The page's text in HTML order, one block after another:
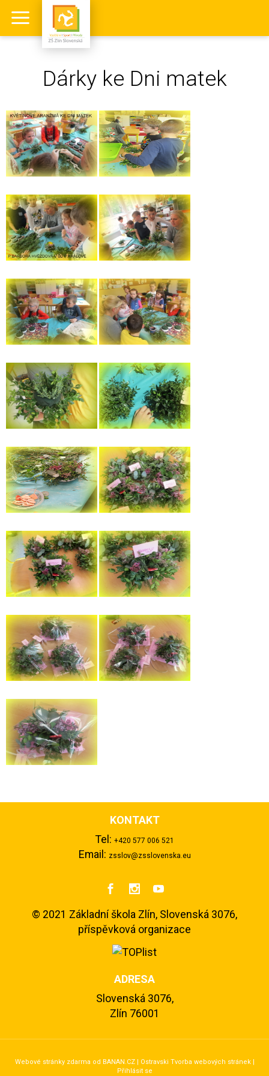
Dárky ke Dni matek
KONTAKT
Tel: +420 577 006 521
Email: zsslov@zsslovenska.eu
  
© 2021 Základní škola Zlín, Slovenská 3076,
příspěvková organizace
ADRESA
Slovenská 3076,
Zlín 76001
Webové stránky zdarma od BANAN.CZ| Ostravski Tvorba webových stránek
Přihlásit se